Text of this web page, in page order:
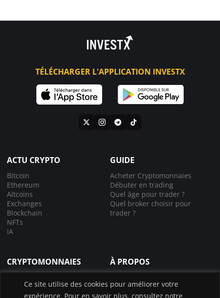
Ce site utilise des cookies pour améliorer votre
expérience. Pour en savoir plus, consultez notre
TÉLÉCHARGER L'APPLICATION INVESTX
ACTU CRYPTO
Bitcoin
Ethereum
Altcoins
Exchanges
Blockchain
NFTs
IA
GUIDE
Acheter Cryptomonnaies
Débuter en trading
Quel âge pour trader ?
Quel broker choisir pour
trader ?
CRYPTOMONNAIES
Lexique crypto
Choisir le bon exchange
À PROPOS
Nous contacter
Application InvestX